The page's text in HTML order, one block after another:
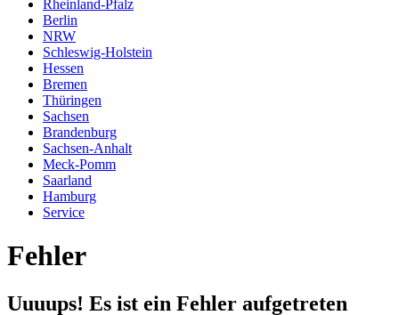
Rheinland-Pfalz
Berlin
NRW
Schleswig-Holstein
Hessen
Bremen
Thüringen
Sachsen
Brandenburg
Sachsen-Anhalt
Meck-Pomm
Saarland
Hamburg
Service
Fehler
Uuuups! Es ist ein Fehler aufgetreten